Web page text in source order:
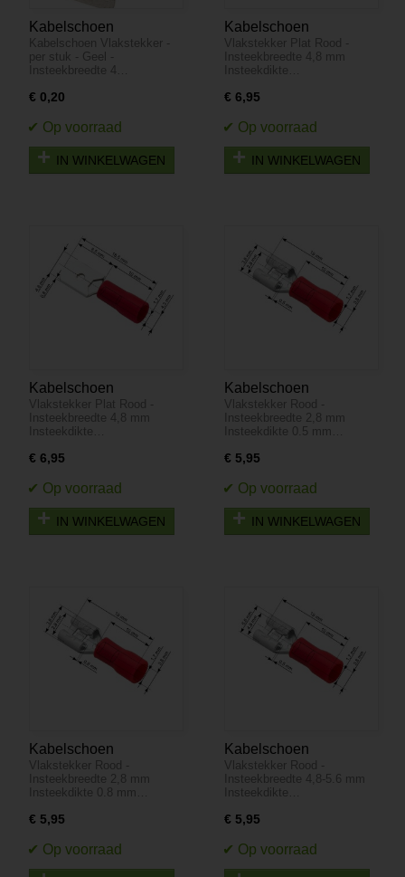
Kabelschoen
Vlakstekker - per stuk -
Geel - Insteekbreedte 4
0.8 mm
Kabelschoen Vlakstekker -
per stuk - Geel -
Insteekbreedte 4…
€ 0,20
IN WINKELWAGEN
Kabelschoen
Vlakstekker 100 stuks -
Plat Rood -
Insteekdikte 0.5 mm
Vlakstekker Plat Rood -
Insteekbreedte 4,8 mm
Insteekdikte…
€ 6,95
IN WINKELWAGEN
Kabelschoen
Vlakstekker 100 stuks -
Plat Rood -
Insteekdikte 0.8 mm
Vlakstekker Plat Rood -
Insteekbreedte 4,8 mm
Insteekdikte…
€ 6,95
IN WINKELWAGEN
Kabelschoen
Vlakstekker 100 stuks -
Rood - Insteekbreedte
0.5 mm
Vlakstekker Rood -
Insteekbreedte 2,8 mm
Insteekdikte 0.5 mm…
€ 5,95
IN WINKELWAGEN
Kabelschoen
Vlakstekker 100 stuks -
Rood - Insteekbreedte
0.8 mm
Vlakstekker Rood -
Insteekbreedte 2,8 mm
Insteekdikte 0.8 mm…
€ 5,95
Kabelschoen
Vlakstekker 100 stuks -
Rood - Insteekbreedte
0.5 mm
Vlakstekker Rood -
Insteekbreedte 4,8-5.6 mm
Insteekdikte…
€ 5,95